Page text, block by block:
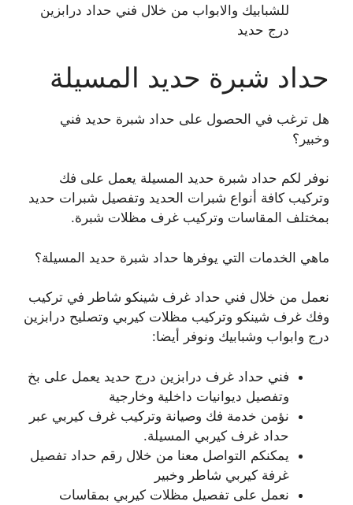
للشبابيك والابواب من خلال فني حداد درابزين
درج حديد
حداد شبرة حديد المسيلة
هل ترغب في الحصول على حداد شبرة حديد فني
وخبير؟
نوفر لكم حداد شبرة حديد المسيلة يعمل على فك
وتركيب كافة أنواع شبرات الحديد وتفصيل شبرات حديد
بمختلف المقاسات وتركيب غرف مظلات شبرة.
ماهي الخدمات التي يوفرها حداد شبرة حديد المسيلة؟
نعمل من خلال فني حداد غرف شينكو شاطر في تركيب
وفك غرف شينكو وتركيب مظلات كيربي وتصليح درابزين
درج وابواب وشبابيك ونوفر أيضا:
فني حداد غرف درابزين درج حديد يعمل على بخ
وتفصيل ديوانيات داخلية وخارجية
نؤمن خدمة فك وصيانة وتركيب غرف كيربي عبر
حداد غرف كيربي المسيلة.
يمكنكم التواصل معنا من خلال رقم حداد تفصيل
غرفة كيربي شاطر وخبير
نعمل على تفصيل مظلات كيربي بمقاسات